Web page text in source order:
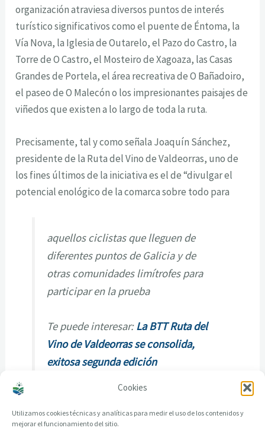
Cookies
Utilizamos cookies técnicas y analíticas para medir el uso de los contenidos y
mejorar el funcionamiento del sitio.
organización atraviesa diversos puntosde interés
turístico significativos como el puente de Éntoma, la
Vía Nova, la Iglesia deOutarelo, el Pazo do Castro, la
Torre de O Castro, el Mosteiro de Xagoaza, las Casas
Grandes de Portela, el área recreativa de O Bañadoiro,
el paseo de O Malecón o los impresionantes paisajes de
viñedos que existen a lo largo de toda la ruta.
Precisamente, tal y como señala Joaquín Sánchez,
presidente de la Ruta del Vino deValdeorras, uno de
los fines últimos de la iniciativa es el de “divulgar el
potencialenológico de la comarcasobre todo para
aquellos ciclistas que lleguen de
diferentes puntos de Galicia y de
otras comunidades limítrofes para
participar en la prueba
Te puede interesar:La BTT Ruta del
Vino de Valdeorras se consolida,
exitosa segunda edición